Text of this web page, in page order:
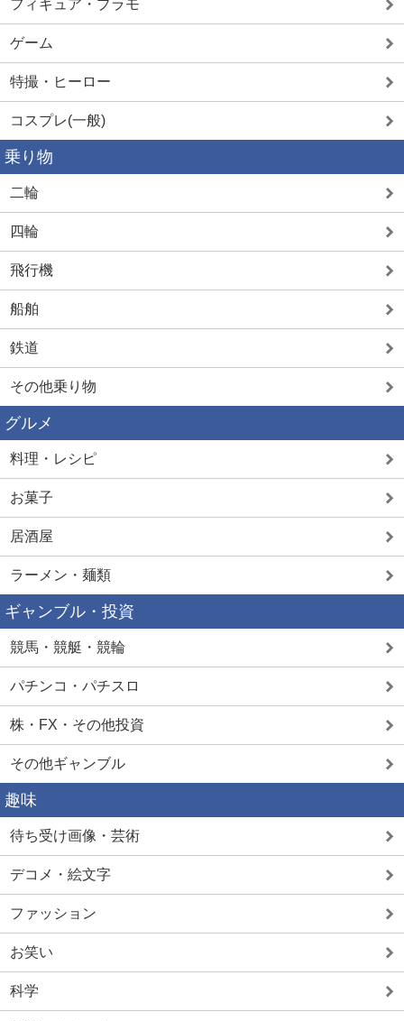
フィギュア・プラモ
ゲーム
特撮・ヒーロー
コスプレ(一般)
乗り物
二輪
四輪
飛行機
船舶
鉄道
その他乗り物
グルメ
料理・レシピ
お菓子
居酒屋
ラーメン・麺類
ギャンブル・投資
競馬・競艇・競輪
パチンコ・パチスロ
株・FX・その他投資
その他ギャンブル
趣味
待ち受け画像・芸術
デコメ・絵文字
ファッション
お笑い
科学